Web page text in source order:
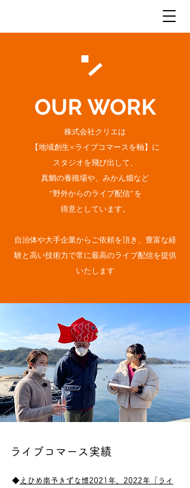
OUR WORK
株式会社クリエは
【地域創生×ライブコマースを軸】に
スタジオを飛び出して、
真鯛の養殖場や、みかん畑など
”野外からのライブ配信”を
得意としています。
自治体や大手企業からご依頼を頂き、 豊富な経
験と高い技術力で常に最高のライブ配信を提供
いたします
ライブコマース実績
◆ えひめ南予きずな博2021年、2022年「ライ